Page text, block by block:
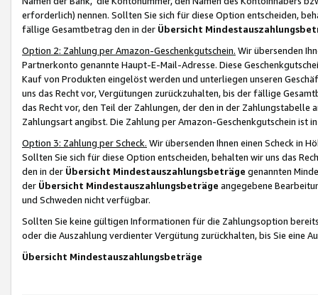
erforderlich) nennen. Sollten Sie sich für diese Option entscheiden,
fällige Gesamtbetrag den in der Übersicht
Option 2: Zahlung per Amazon-Geschenkgutschein. Wir übersenden
Partnerkonto genannte Haupt-E-Mail-Adresse. Diese
Kauf von Produkten eingelöst werden und unterliegen unseren
uns das Recht vor, Vergütungen zurückzuhalten, bis der fällige
das Recht vor, den Teil der Zahlungen, der den in der
Zahlungsart angibst. Die Zahlung per Amazon-Geschenkgutschein ist
Option 3: Zahlung per Scheck. Wir übersenden Ihnen einen Scheck in
Sollten Sie sich für diese Option entscheiden, behalten wir uns das
den in der Übersicht Mindestauszahlungsbeträge genannten
der Übersicht Mindestauszahlungsbeträge angegebene
und Schweden nicht verfügbar.
Sollten Sie keine gültigen Informationen für die Zahlungsoption
oder die Auszahlung verdienter Vergütung zurückhalten, bis Sie
Übersicht Mindestauszahlungsbeträge